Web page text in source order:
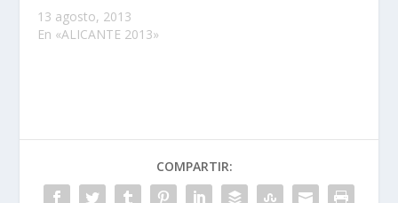
13 agosto, 2013
En «ALICANTE 2013»
COMPARTIR: